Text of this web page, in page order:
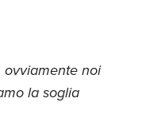
noi
la soglia